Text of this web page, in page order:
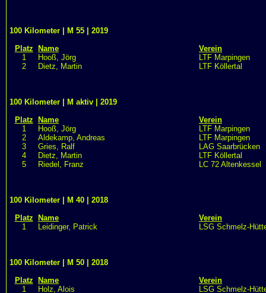
100 Kilometer | M 55 | 2019
Platz
Name
Verein
1
Hooß, Jörg
LTF Marpingen
2
Dietz, Martin LTF Köllertal
100 Kilometer | M aktiv | 2019
Platz
Name
Verein
1
Hooß, Jörg
LTF Marpingen
2
Aldekamp, Andreas
LTF Marpingen
3
Gries, Ralf
LAG Saarbrücken
4
Dietz, Martin
LTF Köllertal
5
Riedel, Franz LC 72 Altenkessel
100 Kilometer | M 40 | 2018
Platz
Name
Verein
1
Leidinger, Patrick LSG Schmelz-
100 Kilometer | M 50 | 2018
Platz
Name
Verein
1
Holz, Alois LSG Schmelz-